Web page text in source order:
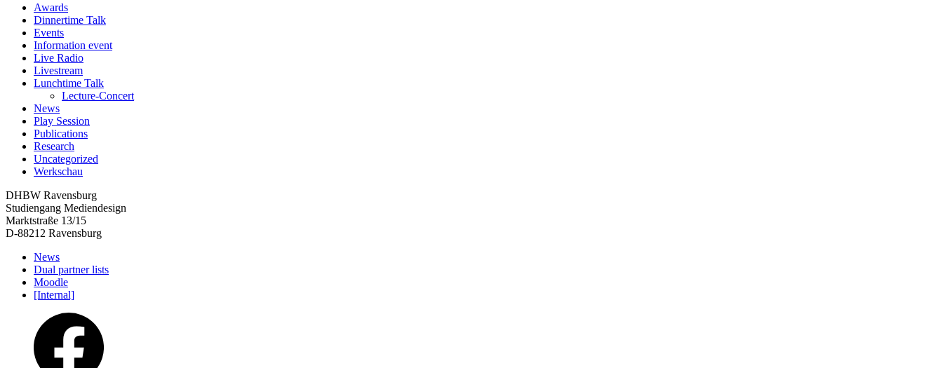
Awards
Dinnertime Talk
Events
Information event
Live Radio
Livestream
Lunchtime Talk
Lecture-Concert
News
Play Session
Publications
Research
Uncategorized
Werkschau
DHBW Ravensburg
Studiengang Mediendesign
Marktstraße 13/15
D-88212 Ravensburg
News
Dual partner lists
Moodle
[Internal]